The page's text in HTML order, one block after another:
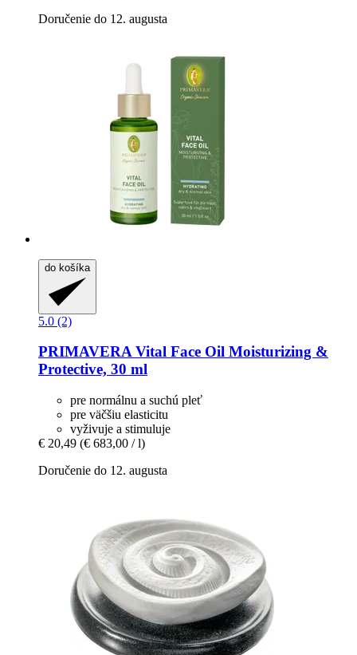
Doručenie do 12. augusta
do košíka
5.0 (2)
PRIMAVERAVital Face Oil Moisturizing &
Protective, 30 ml
pre normálnu a suchú pleť
pre väčšiu elasticitu
vyživuje a stimuluje
€ 20,49 (€ 683,00 / l)
Doručenie do 12. augusta